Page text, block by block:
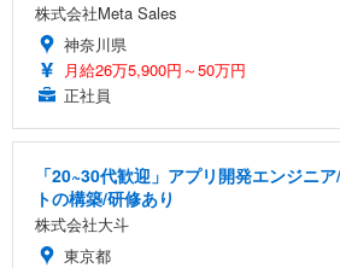
株式会社Meta Sales
神奈川県
月給26万5,900円～50万円
正社員
「20~30代歓迎」アプリ開発エンジニ
トの構築/研修あり
株式会社大斗
東京都